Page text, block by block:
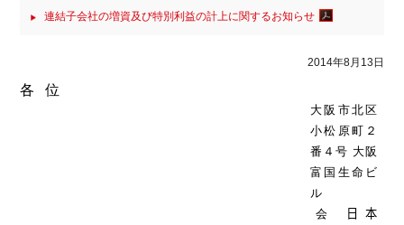
連結子会社の増資及び特別利益の計上に関するお知らせ
2014年8月13日
各 位
大阪市北区
小松原町２
番４号 大阪
富国生命ビ
ル
会
日本